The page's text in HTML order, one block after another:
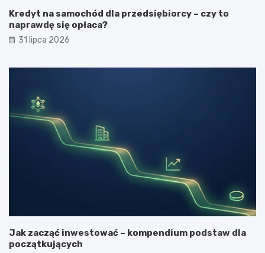
Kredyt na samochód dla przedsiębiorcy – czy to
naprawdę się opłaca?
31 lipca 2026
Jak zacząć inwestować – kompendium podstaw dla
początkujących